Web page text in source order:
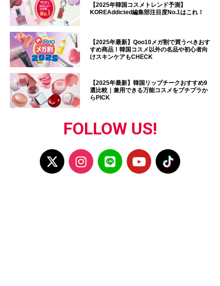
【2025年韓国コスメトレンド予測】
KOREAddicted編集部注目度No.1はこれ！
【2025年最新】Qoo10メガ割で買うべきおす
すめ商品！韓国コスメ以外の名品や初心者向
けスキンケアもCHECK
【2025年最新】韓国リップチークおすすめ9
選比較｜兼用できる万能コスメをプチプラか
らPICK
FOLLOW US!